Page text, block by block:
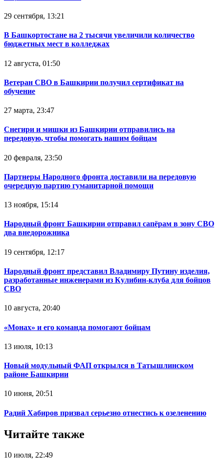
29 сентября, 13:21
В Башкортостане на 2 тысячи увеличили количество
бюджетных мест в колледжах
12 августа, 01:50
Ветеран СВО в Башкирии получил сертификат на
обучение
27 марта, 23:47
Снегири и мишки из Башкирии отправились на
передовую, чтобы помогать нашим бойцам
20 февраля, 23:50
Партнеры Народного фронта доставили на передовую
очередную партию гуманитарной помощи
13 ноября, 15:14
Народный фронт Башкирии отправил сапёрам в зону СВО
два внедорожника
19 сентября, 12:17
Народный фронт представил Владимиру Путину изделия,
разработанные инженерами из Кулибин-клуба для бойцов
СВО
10 августа, 20:40
«Монах» и его команда помогают бойцам
13 июля, 10:13
Новый модульный ФАП открылся в Татышлинском
районе Башкирии
10 июня, 20:51
Радий Хабиров призвал серьезно отнестись к озеленению
Читайте также
10 июля, 22:49